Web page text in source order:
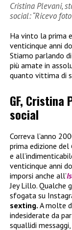
Cristina Plevani,
social: “Ricevo
Ha vinto la prima
venticinque anni
Stiamo parlando di
più amate in
quanto vittima di
GF,
social
Correva l’anno
prima edizione del
e
venticinque anni
imporsi anche all’
Jey Lillo. Qualche
sfogata su
sexting. A molte
indesiderate da
squallidi